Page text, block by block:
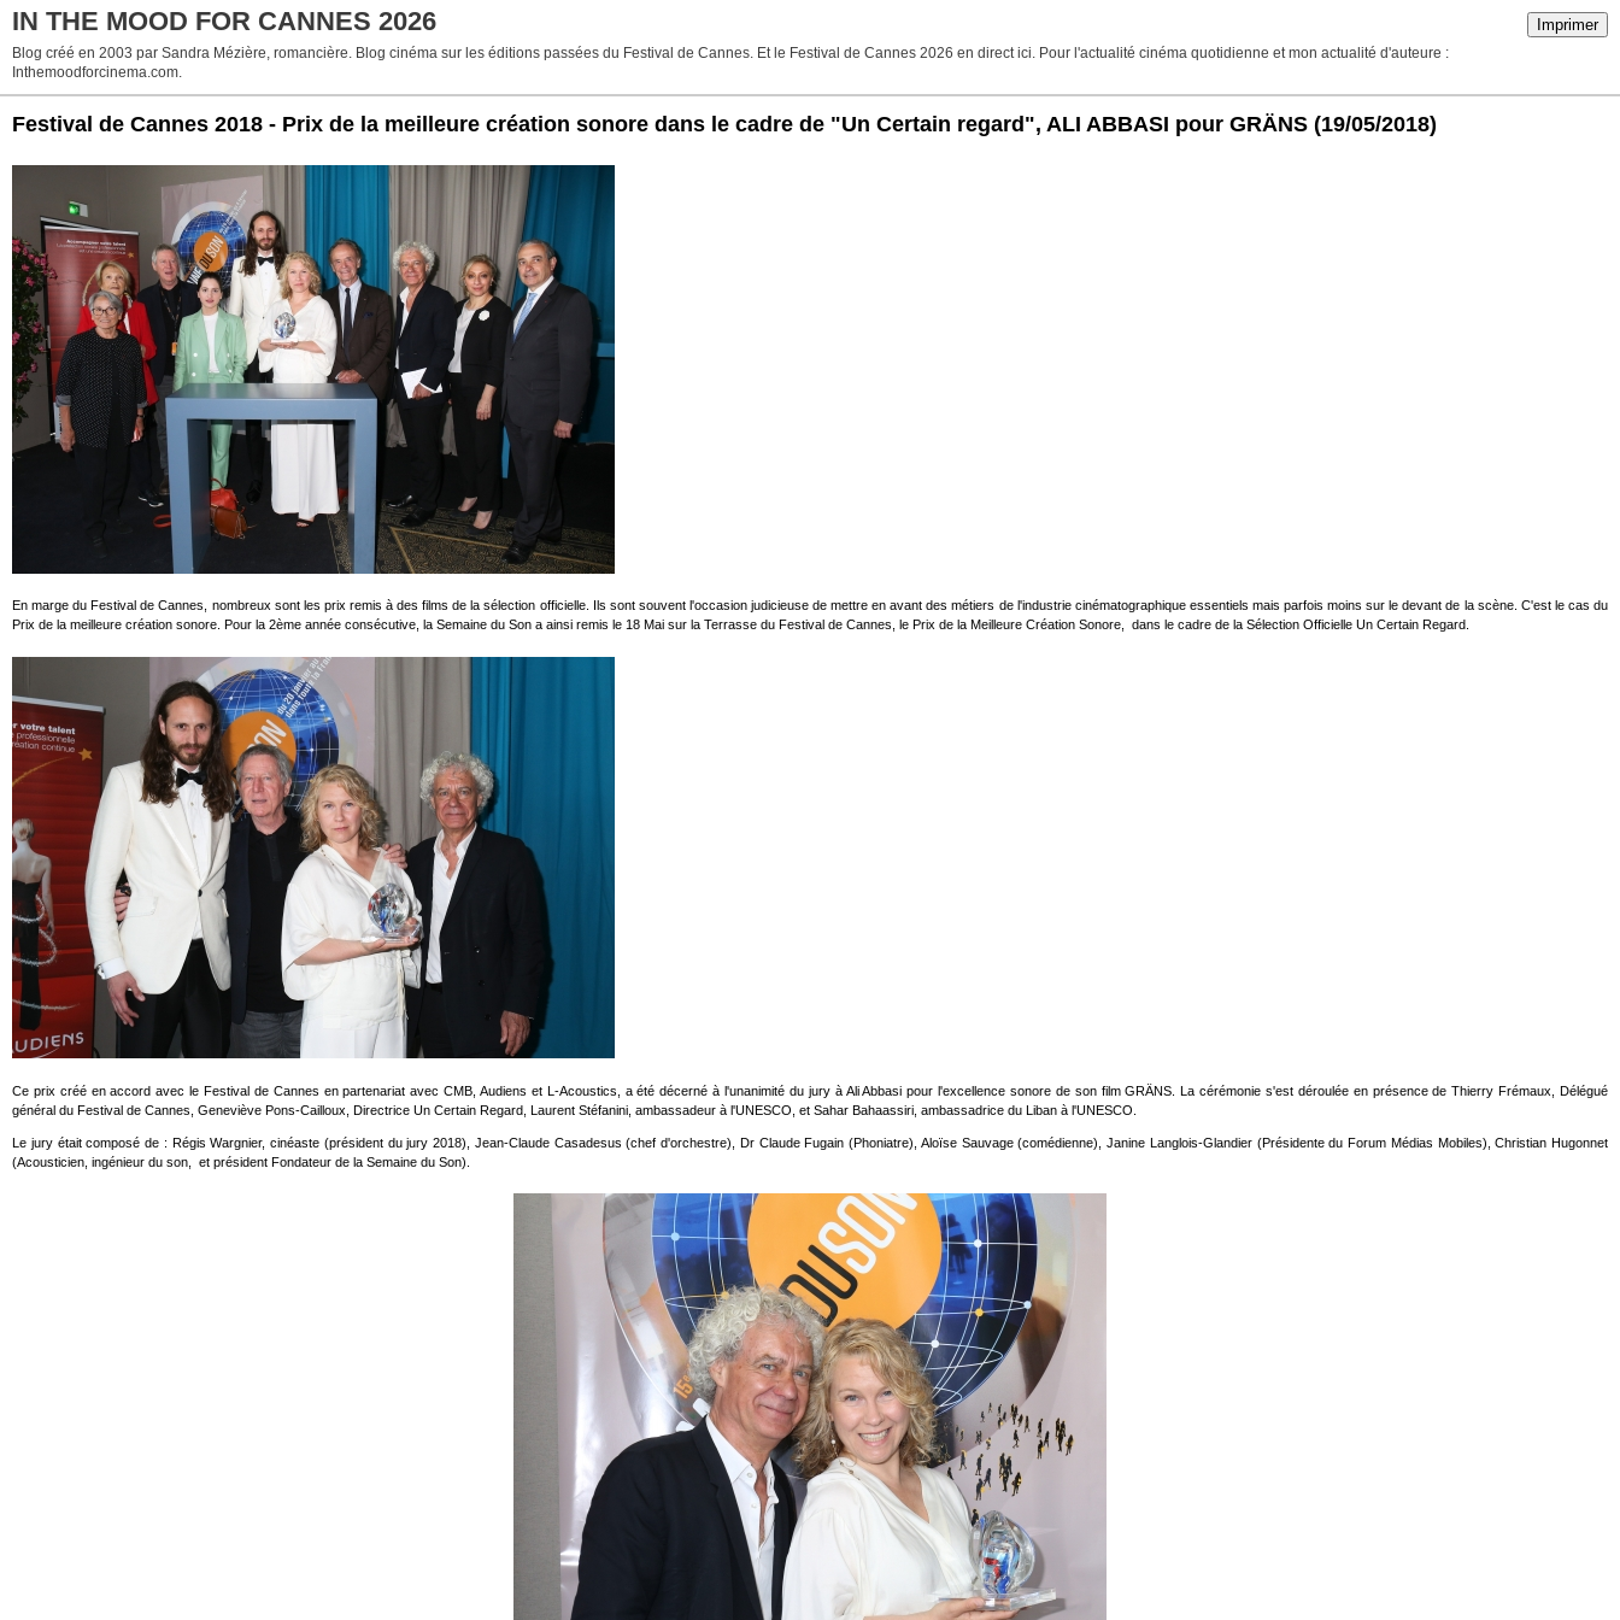
Imprimer
IN THE MOOD FOR CANNES 2026
Blog créé en 2003 par Sandra Mézière, romancière. Blog cinéma sur les éditions passées du Festival de Cannes. Et le Festival de Cannes 2026 en direct ici. Pour l'actualité cinéma quotidienne et mon actualité d'auteure :
Inthemoodforcinema.com.
Festival de Cannes 2018 - Prix de la meilleure création sonore dans le cadre de "Un Certain regard", ALI ABBASI pour GRÄNS (19/05/2018)
En marge du Festival de Cannes, nombreux sont les prix remis à des films de la sélection officielle. Ils sont souvent l'occasion judicieuse de mettre en avant des métiers de l'industrie cinématographique essentiels mais parfois moins sur le devant de la scène. C'est le cas du
Prix de la meilleure création sonore. Pour la 2ème année consécutive, la Semaine du Son a ainsi remis le 18 Mai sur la Terrasse du Festival de Cannes, le Prix de la Meilleure Création Sonore, dans le cadre de la Sélection Officielle Un Certain Regard.
Ce prix créé en accord avec le Festival de Cannes en partenariat avec CMB, Audiens et L-Acoustics, a été décerné à l'unanimité du jury à Ali Abbasi pour l'excellence sonore de son film GRÄNS. La cérémonie s'est déroulée en présence de Thierry Frémaux, Délégué
général du Festival de Cannes, Geneviève Pons-Cailloux, Directrice Un Certain Regard, Laurent Stéfanini, ambassadeur à l'UNESCO, et Sahar Bahaassiri, ambassadrice du Liban à l'UNESCO.
Le jury était composé de : Régis Wargnier, cinéaste (président du jury 2018), Jean-Claude Casadesus (chef d'orchestre), Dr Claude Fugain (Phoniatre), Aloïse Sauvage (comédienne), Janine Langlois-Glandier (Présidente du Forum Médias Mobiles), Christian Hugonnet
(Acousticien, ingénieur du son, et président Fondateur de la Semaine du Son).